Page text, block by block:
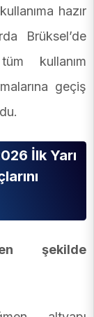
hazır
Brüksel’de
kullanım
geçiş
İlk Yarı
şekilde